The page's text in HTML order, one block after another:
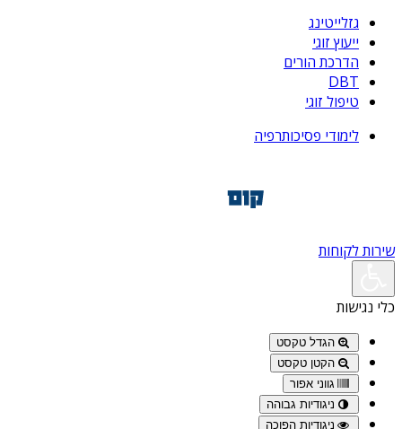
גזלייטינג
ייעוץ זוגי
הדרכת הורים
DBT
טיפול זוגי
לימודי פסיכותרפיה
שירות לקוחות
כלי נגישות
הגדל טקסט
הקטן טקסט
גווני אפור
ניגודיות גבוהה
ניגודיות הפוכה